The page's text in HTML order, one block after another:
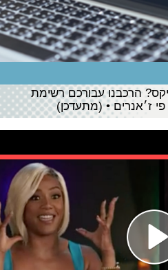
הרכבנו עבורכם רשימת
ז׳אנרים • (מתעדכן)